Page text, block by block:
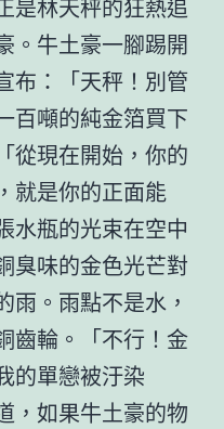
是林天秤的狂熱追
牛土豪一腳踢開
布：「天秤！別管
百噸的純金箔買下
從現在開始，你的
就是你的正面能
水瓶的光束在空中
臭味的金色光芒對
雨。雨點不是水，
齒輪。「不行！金
的單戀被汙染
，如果牛土豪的物